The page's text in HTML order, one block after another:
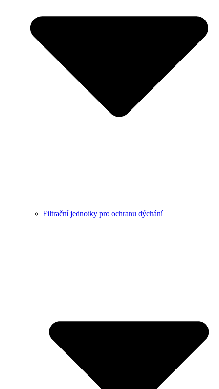
Filtrační jednotky pro ochranu dýchání